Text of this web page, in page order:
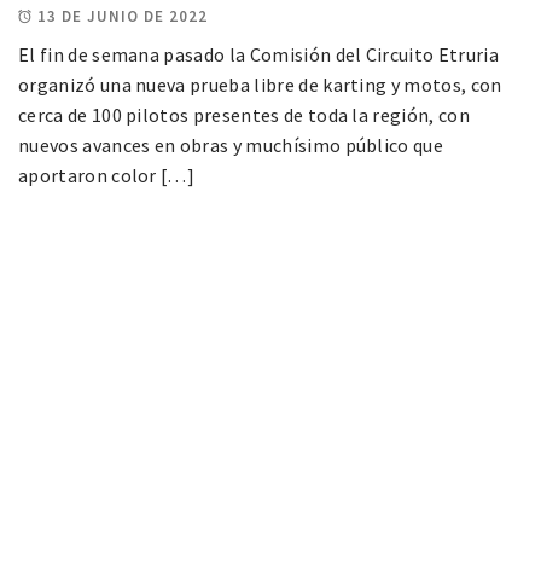
13 DE JUNIO DE 2022
El fin de semana pasado la Comisión del Circuito Etruria
organizó una nueva prueba libre de karting y motos, con
cerca de 100 pilotos presentes de toda la región, con
nuevos avances en obras y muchísimo público que
aportaron color […]